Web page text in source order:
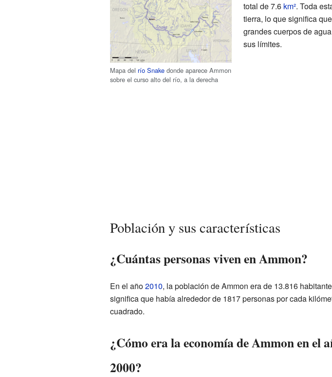
Mapa del río Snakedonde aparece Ammon
sobre el curso alto del río, a la derecha
total de 7.6 km². Toda
tierra, lo que significa
grandes cuerpos de
sus límites.
Población y sus características
¿Cuántas personas viven en Ammon?
En el año2010, la población de Ammon era de 13.816
significa que había alrededor de 1817 personas por cada
cuadrado.
¿Cómo era la economía de Ammon en el
2000?